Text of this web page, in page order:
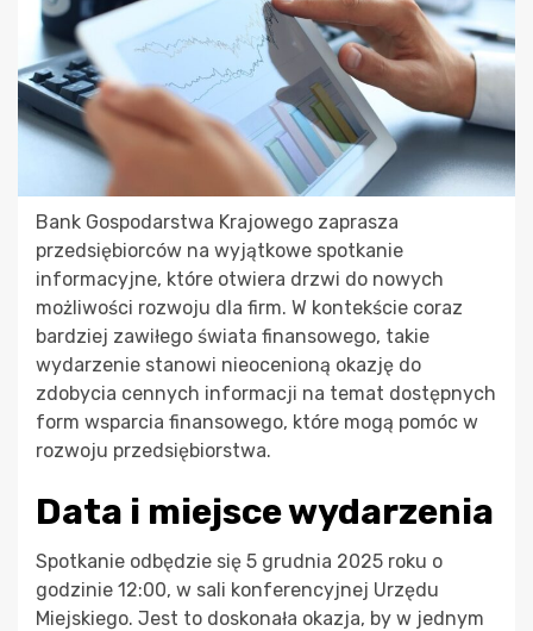
Bank Gospodarstwa Krajowego zaprasza
przedsiębiorców na wyjątkowe spotkanie
informacyjne, które otwiera drzwi do nowych
możliwości rozwoju dla firm. W kontekście coraz
bardziej zawiłego świata finansowego, takie
wydarzenie stanowi nieocenioną okazję do
zdobycia cennych informacji na temat dostępnych
form wsparcia finansowego, które mogą pomóc w
rozwoju przedsiębiorstwa.
Data i miejsce wydarzenia
Spotkanie odbędzie się 5 grudnia 2025 roku o
godzinie 12:00, w sali konferencyjnej Urzędu
Miejskiego. Jest to doskonała okazja, by w jednym